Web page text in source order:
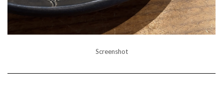
Screenshot